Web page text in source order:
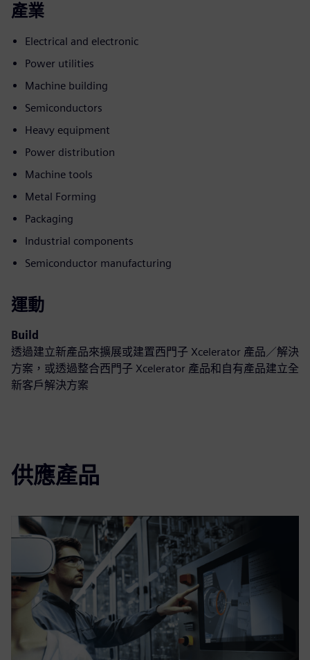
產業
Electrical and electronic
Power utilities
Machine building
Semiconductors
Heavy equipment
Power distribution
Machine tools
Metal Forming
Packaging
Industrial components
Semiconductor manufacturing
運動
Build
透過建立新產品來擴展或建置西門子 Xcelerator 產品／解決
方案，或透過整合西門子 Xcelerator 產品和自有產品建立全
新客戶解決方案
供應產品